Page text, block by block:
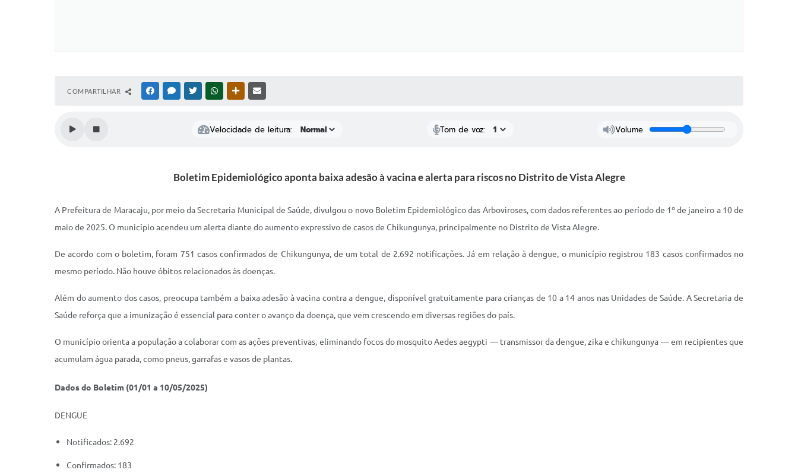
COMPARTILHAR FACEBOOKMESSENGER
TWITTERWHATSAPPOUTRAS MÍDIAS
Velocidade de leitura: Tom de voz: Volume
Boletim Epidemiológico aponta baixa adesão à vacina e alerta para riscos no Distrito de Vista Alegre
A Prefeitura de Maracaju, por meio da Secretaria Municipal de Saúde, divulgou o novo Boletim Epidemiológico das Arboviroses, com dados referentes ao período de 1º de janeiro a 10 de
maio de 2025. O município acendeu um alerta diante do aumento expressivo de casos de Chikungunya, principalmente no Distrito de Vista Alegre.
De acordo com o boletim, foram 751 casos confirmados de Chikungunya, de um total de 2.692 notificações. Já em relação à dengue, o município registrou 183 casos confirmados no
mesmo período. Não houve óbitos relacionados às doenças.
Além do aumento dos casos, preocupa também a baixa adesão à vacina contra a dengue, disponível gratuitamente para crianças de 10 a 14 anos nas Unidades de Saúde. A Secretaria de
Saúde reforça que a imunização é essencial para conter o avanço da doença, que vem crescendo em diversas regiões do país.
O município orienta a população a colaborar com as ações preventivas, eliminando focos do mosquito Aedes aegypti — transmissor da dengue, zika e chikungunya — em recipientes que
acumulam água parada, como pneus, garrafas e vasos de plantas.
Dados do Boletim (01/01 a 10/05/2025)
DENGUE
Notificados: 2.692
Confirmados: 183